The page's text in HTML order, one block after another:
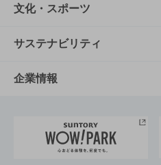
商品一覧
商品発売情報
栄養成分一覧
知る・楽しむTOP
キャンペーン
工場見学
地域情報
文化・スポーツ
文化・スポーツTOP
サントリーホール
サントリーサンバーズ大阪
サステナビリティ
サステナビリティTOP
サントリーが考えるサス
企業情報
企業概要